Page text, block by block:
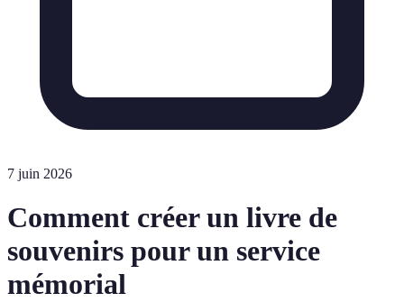
7 juin 2026
Comment créer un livre de
souvenirs pour un service
mémorial